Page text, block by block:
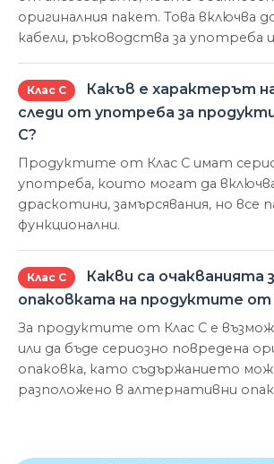
оригиналния пакет. Това включва
кабели, ръководства за употреба
Клас С
Какъв е характерът
следи от употреба за
С?
Продуктите от Клас С имат
употреба, които могат да
драскотини, замърсявания, но все
функционални.
Клас С
Какви са очакванията
опаковката на продуктите от
За продуктите от Клас С е
или да бъде сериозно повредена
опаковка, като съдържанието
разположено в алтернативни